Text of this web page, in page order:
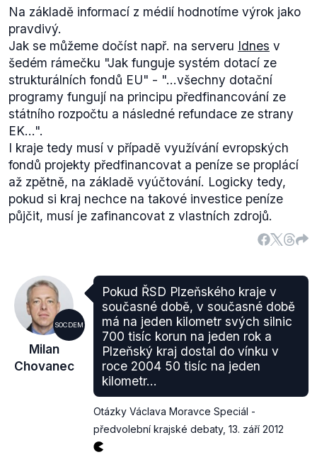
Na základě informací z médií hodnotíme výrok jako
pravdivý.
Jak se můžeme dočíst např. na serveru Idnes v
šedém rámečku "Jak funguje systém dotací ze
strukturálních fondů EU" - "...všechny dotační
programy fungují na principu předfinancování ze
státního rozpočtu a následné refundace ze strany
EK...".
I kraje tedy musí v případě využívání evropských
fondů projekty předfinancovat a peníze se proplácí
až zpětně, na základě vyúčtování. Logicky tedy,
pokud si kraj nechce na takové investice peníze
půjčit, musí je zafinancovat z vlastních zdrojů.
SOCDEM
Milan
Chovanec
Pokud ŘSD Plzeňského kraje v
současné době, v současné době
má na jeden kilometr svých silnic
700 tisíc korun na jeden rok a
Plzeňský kraj dostal do vínku v
roce 2004 50 tisíc na jeden
kilometr...
Otázky Václava Moravce Speciál -
předvolební krajské debaty, 13. září 2012